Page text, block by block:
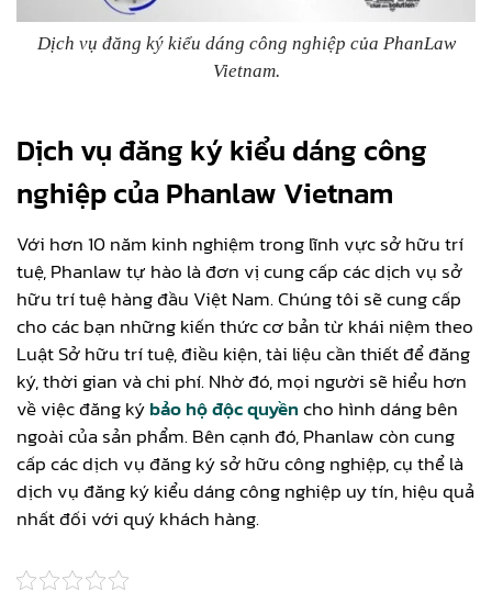
Dịch vụ đăng ký kiểu dáng công nghiệp của PhanLaw
Vietnam.
Dịch vụ đăng ký kiểu dáng công
nghiệp của Phanlaw Vietnam
Với hơn 10 năm kinh nghiệm trong lĩnh vực sở hữu trí
tuệ, Phanlaw tự hào là đơn vị cung cấp các dịch vụ sở
hữu trí tuệ hàng đầu Việt Nam. Chúng tôi sẽ cung cấp
cho các bạn những kiến thức cơ bản từ khái niệm theo
Luật Sở hữu trí tuệ, điều kiện, tài liệu cần thiết để đăng
ký, thời gian và chi phí. Nhờ đó, mọi người sẽ hiểu hơn
về việc đăng kýbảo hộ độc quyềncho hình dáng bên
ngoài của sản phẩm. Bên cạnh đó, Phanlaw còn cung
cấp các dịch vụ đăng ký sở hữu công nghiệp, cụ thể là
dịch vụ đăng ký kiểu dáng công nghiệp uy tín, hiệu quả
nhất đối với quý khách hàng.